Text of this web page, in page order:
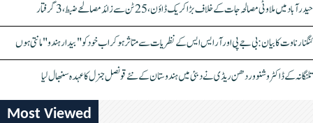
حیدرآباد میں ملاوٹی مصالحہ جات کے خلاف بڑا کریک ڈاؤن، 25 ٹن سے زائد مصالحے ضبط، 3 گرفتار
کنگنا رناوت کا بیان: بی جے پی اور آر ایس ایس کے نظریات سے متاثر ہو کر اب خود کو "بیدار ہندو" مانتی ہوں
تلنگانہ کے ڈاکٹر وشنو وردھن ریڈی نے دبئی میں ہندوستان کے نئے قونصل جنرل کا عہدہ سنبھال لیا
Most Viewed